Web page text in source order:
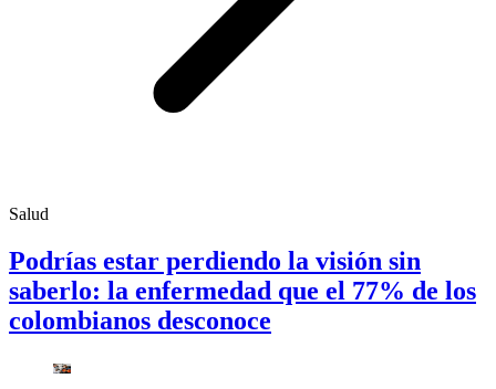
Salud
Podrías estar perdiendo la visión sin
saberlo: la enfermedad que el 77% de los
colombianos desconoce